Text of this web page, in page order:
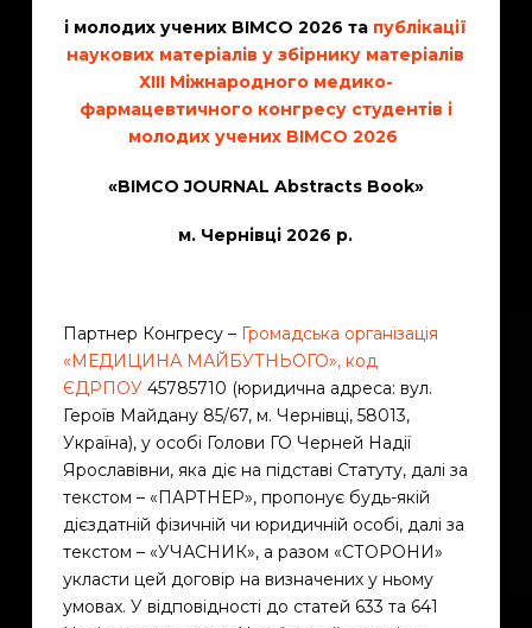
і молодих учених BIMCO 2026 та публікації
наукових матеріалів у збірнику матеріалів
ХІІІ Міжнародного медико-
фармацевтичного конгресу студентів і
молодих учених BIMCO 2026
«BIMCO JOURNAL Abstracts Book»
м. Чернівці 2026 p.
Партнер Конгресу – Громадська організація
«МЕДИЦИНА МАЙБУТНЬОГО», код
ЄДРПОУ 45785710 (юридична адреса: вул.
Героїв Майдану 85/67, м. Чернівці, 58013,
Україна), у особі Голови ГО Черней Надії
Ярославівни, яка діє на підставі Статуту, далі за
текстом – «ПАРТНЕР», пропонує будь-якій
дієздатній фізичній чи юридичній особі, далі за
текстом – «УЧАСНИК», а разом «СТОРОНИ»
укласти цей договір на визначених у ньому
умовах. У відповідності до статей 633 та 641